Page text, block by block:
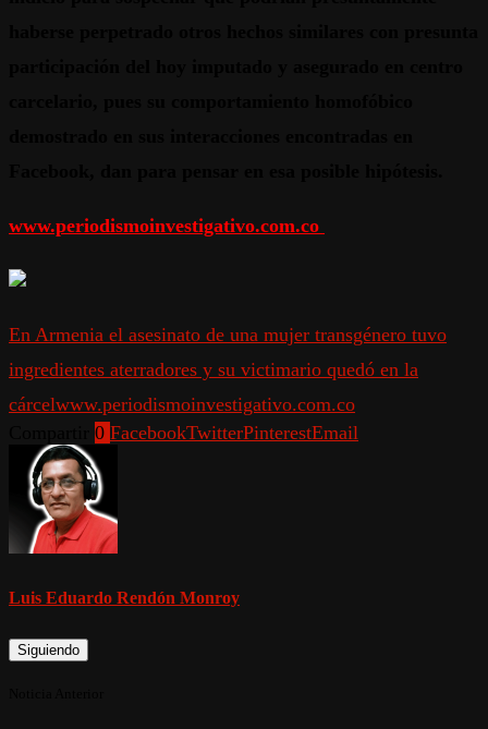
www.periodismoinvestigativo.com.co
En Armenia el asesinato de una mujer transgénero tuvo
ingredientes aterradores y su victimario quedó en la
cárcelwww.periodismoinvestigativo.com.co
0 FacebookTwitterPinterestEmail
Luis Eduardo Rendón Monroy
Siguiendo